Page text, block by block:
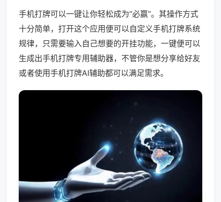
手机打牌可以一键让你轻松成为“必赢”。其操作方式
十分简单，打开这个应用便可以自定义手机打牌系统
规律，只需要输入自己想要的开挂功能，一键便可以
生成出手机打牌专用辅助器，不管你是想分享给好友
或者使用手机打牌AI辅助都可以满足需求。